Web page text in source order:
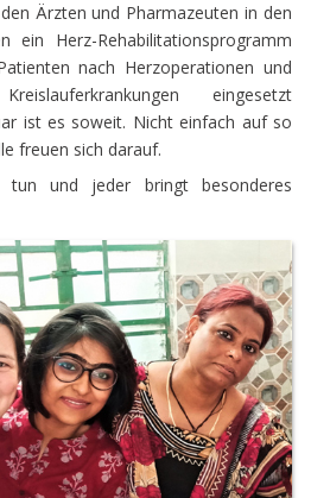
Ärzten und Pharmazeuten in den
ein Herz-Rehabilitationsprogramm
nach Herzoperationen und
eingesetzt
ist es soweit. Nicht einfach auf so
freuen sich darauf.
und jeder bringt besonderes